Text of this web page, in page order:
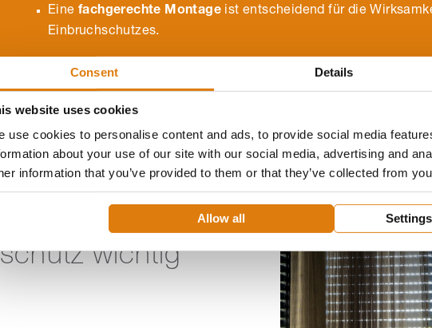
Consent Details
website uses cookies
use cookies to personalise content and ads, to provide social media
about your use of our site with our social media, advertising and
information that you’ve provided to them or that they’ve collected from
Allow all
Einefachgerechte Montage ist entscheidend für die
Einbruchschutzes.
beim
wichtig